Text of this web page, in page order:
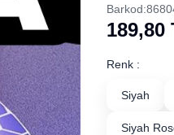
Barkod:
189,80
Renk :
Siyah
Siyah